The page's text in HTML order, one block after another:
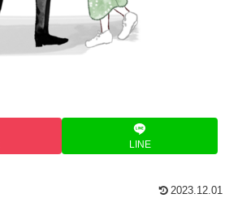
LINE
2023.12.01